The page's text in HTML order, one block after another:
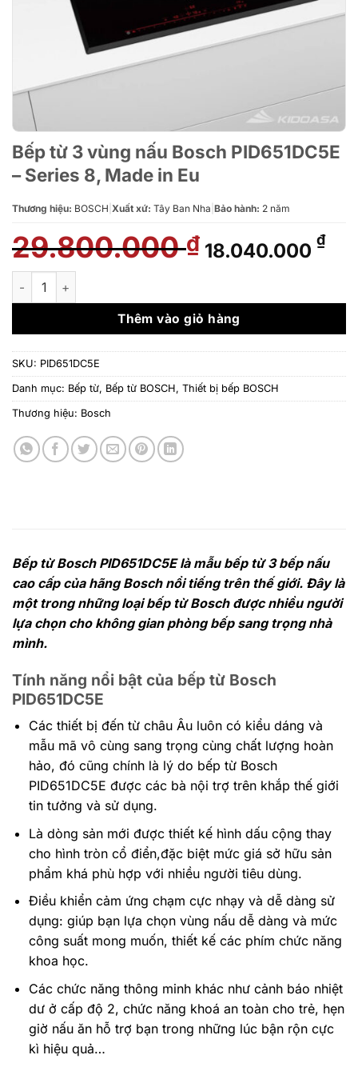
Bếp từ 3 vùng nấu Bosch PID651DC5E
– Series 8, Made in Eu
Thương hiệu: BOSCH Xuất xứ: Tây Ban Nha Bảo hành: 2 năm
29.800.000₫ Giá
gốc
29.800.000 ₫.
18.040.000 ₫Giá
là:
Bếp từ 3 vùng nấu Bosch PID651DC5E - Series 8, Made in Eu
Thêm vào giỏ hàng
SKU: PID651DC5E
Danh mục: Bếp từ, Bếp từ BOSCH, Thiết bị bếp BOSCH
Thương hiệu: Bosch
Bếp từ Bosch PID651DC5E là mẫu bếp từ 3 bếp nấu
cao cấp của hãng Bosch nổi tiếng trên thế giới. Đây là
một trong những loại bếp từ Bosch được nhiều người
lựa chọn cho không gian phòng bếp sang trọng nhà
mình.
Tính năng nổi bật của bếp từ Bosch
PID651DC5E
Các thiết bị đến từ châu Âu luôn có kiểu dáng và
mẫu mã vô cùng sang trọng cùng chất lượng hoàn
hảo, đó cũng chính là lý do bếp từ Bosch
PID651DC5E được các bà nội trợ trên khắp thế giới
tin tưởng và sử dụng.
Là dòng sản mới được thiết kế hình dấu cộng thay
cho hình tròn cổ điển,đặc biệt mức giá sở hữu sản
phẩm khá phù hợp với nhiều người tiêu dùng.
Điều khiển cảm ứng chạm cực nhạy và dễ dàng sử
dụng: giúp bạn lựa chọn vùng nấu dễ dàng và mức
công suất mong muốn, thiết kế các phím chức năng
khoa học.
Các chức năng thông minh khác như cảnh báo nhiệt
dư ở cấp độ 2, chức năng khoá an toàn cho trẻ, hẹn
giờ nấu ăn hỗ trợ bạn trong những lúc bận rộn cực
kì hiệu quả…